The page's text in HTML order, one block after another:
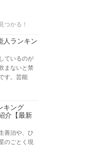
つかる！
人ランキン
ているのが
まないと禁
す。芸能
キング
介【最新
善治や、ひ
のごとく現